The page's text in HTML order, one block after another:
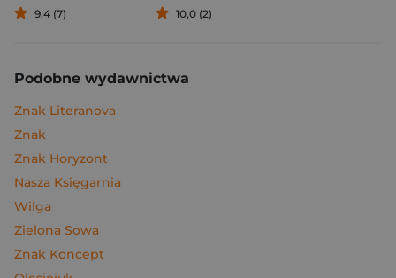
9,4 (7) 10,0 (2)
Podobne wydawnictwa
Znak Literanova
Znak
Znak Horyzont
Nasza Księgarnia
Wilga
Zielona Sowa
Znak Koncept